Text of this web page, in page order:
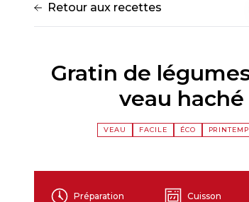
Retour aux recettes
Gratin de
veau haché
VEAU FACILE ÉCO
Préparation Cuisson